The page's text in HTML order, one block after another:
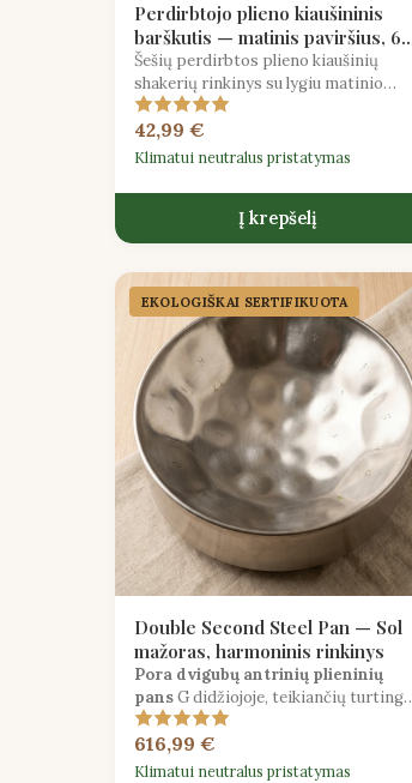
Perdirbtojo plieno kiaušininis
barškutis — matinis paviršius, 6
vnt. rinkinys
Šešių perdirbtos plieno kiaušinių
shakerių rinkinys su lygiu matinio
paviršiaus apdaila, siūlantis ryškų ir
nuoseklų toną ansamblių grojimui.
42,99 €
Klimatui neutralus pristatymas
Į krepšelį
EKOLOGIŠKAI SERTIFIKUOTA
Double Second Steel Pan — Sol
mažoras, harmoninis rinkinys
Pora dvigubų antrinių plieninių
pansG didžiojoje, teikiančių turtingą
harmoninę paramą ir kontramelodijos
galimybes ansamblio grojime.
616,99 €
Klimatui neutralus pristatymas